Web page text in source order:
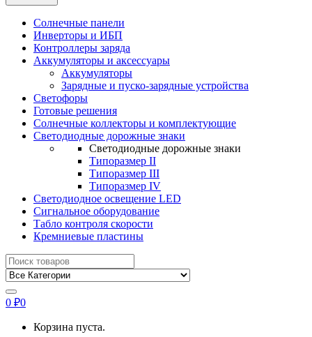
Солнечные панели
Инверторы и ИБП
Контроллеры заряда
Аккумуляторы и аксессуары
Аккумуляторы
Зарядные и пуско-зарядные устройства
Светофоры
Готовые решения
Солнечные коллекторы и комплектующие
Светодиодные дорожные знаки
Светодиодные дорожные знаки
Типоразмер II
Типоразмер III
Типоразмер IV
Светодиодное освещение LED
Сигнальное оборудование
Табло контроля скорости
Кремниевые пластины
Найти:
0 ₽0
Корзина пуста.